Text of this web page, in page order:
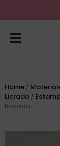
Home /
Licrado /
Rosado